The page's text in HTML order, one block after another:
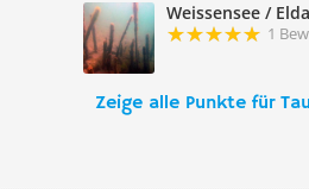
Weissensee /
1
Zeige alle Punkte für